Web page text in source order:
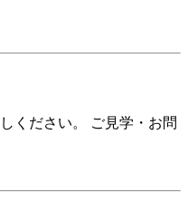
ください。 ご見学・お問